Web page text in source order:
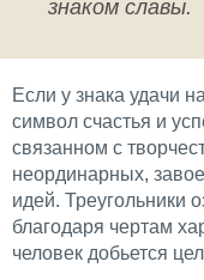
знаком славы.
Если у знака удачи
символ счастья и
связанном с
неординарных,
идей. Треугольники
благодаря чертам
человек добьется